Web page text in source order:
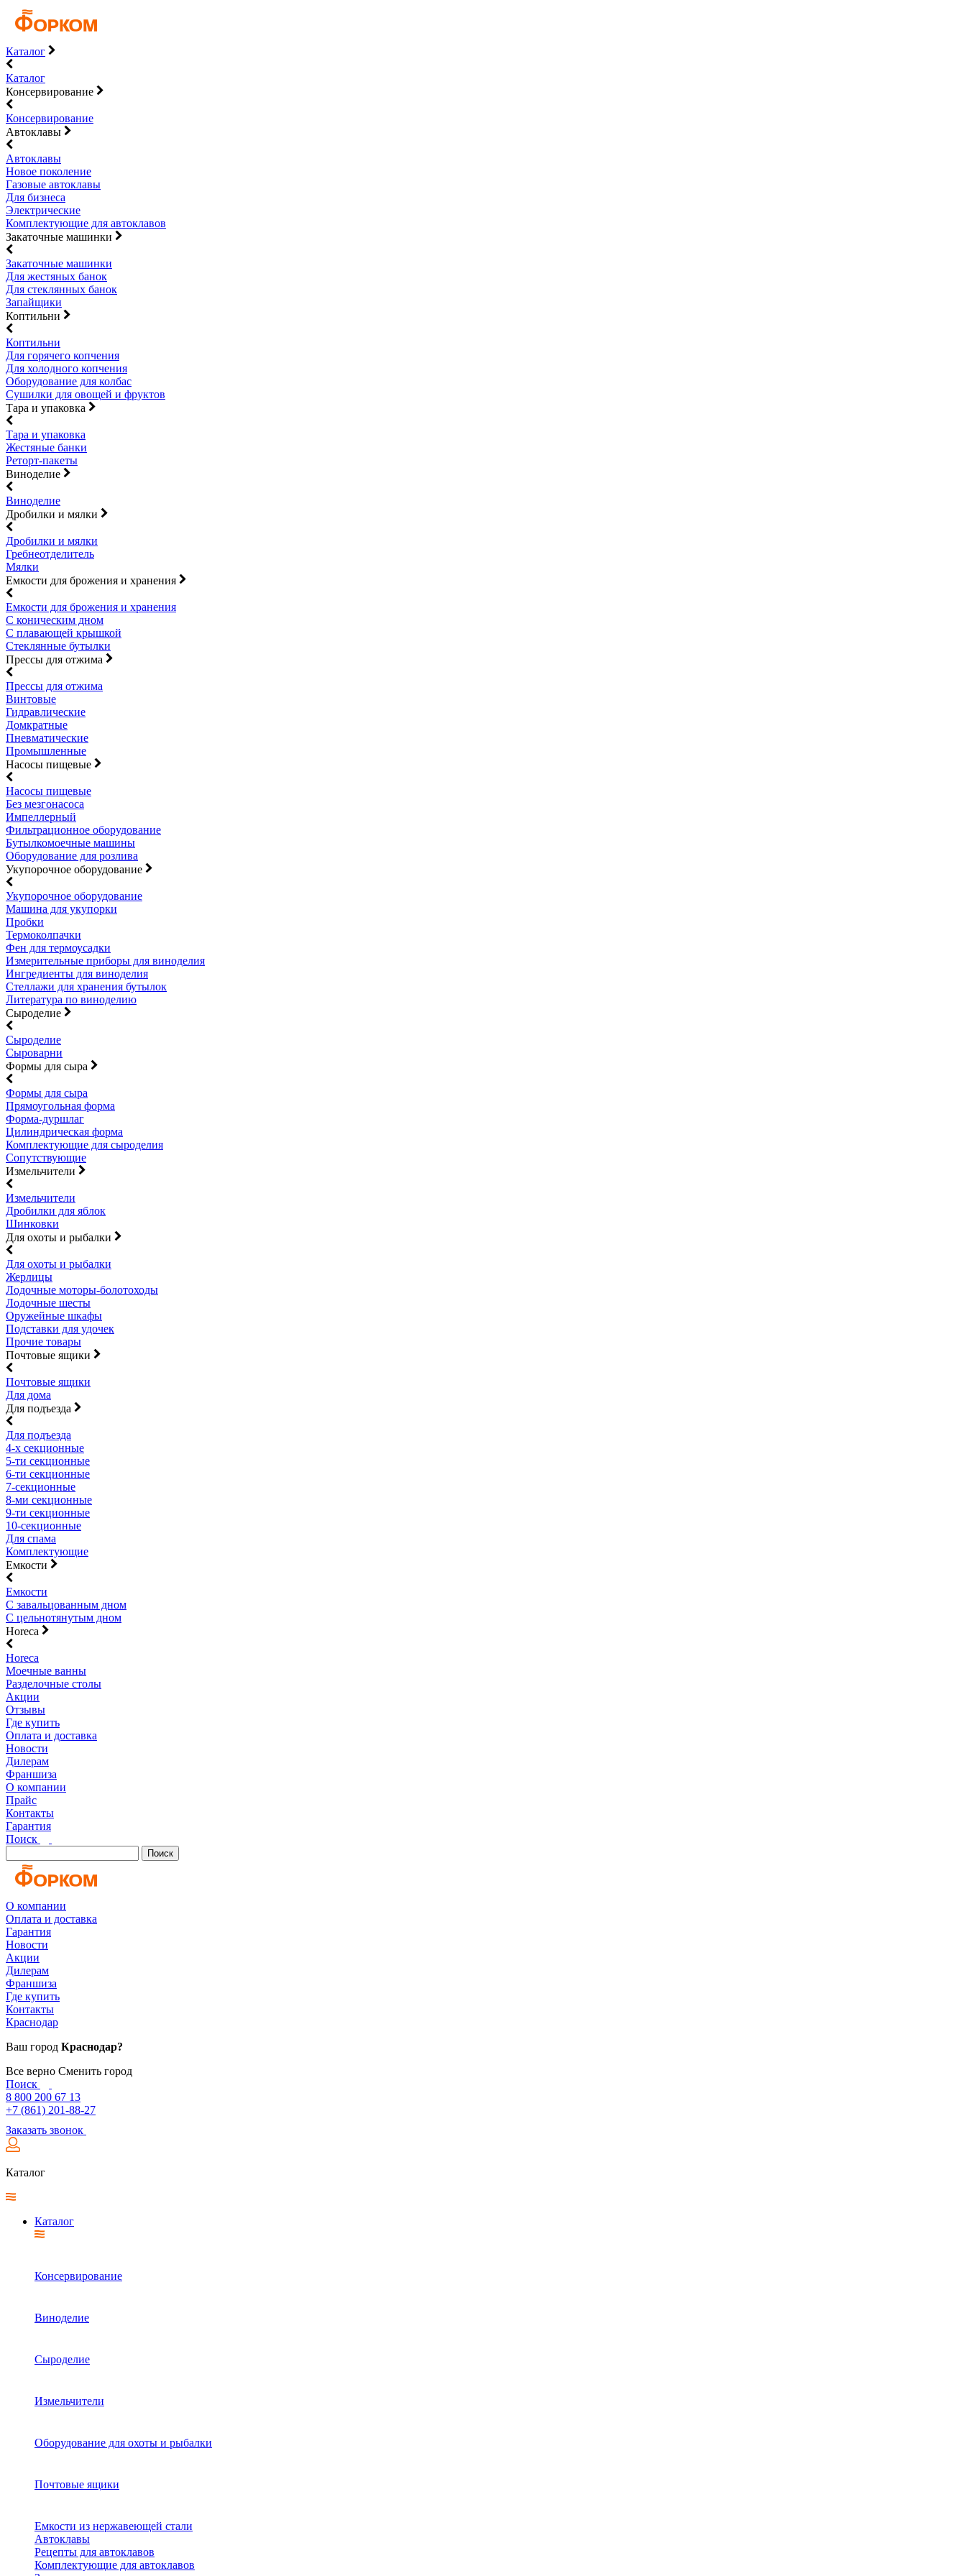
Каталог
Каталог
Консервирование
Консервирование
Автоклавы
Автоклавы
Новое поколение
Газовые автоклавы
Для бизнеса
Электрические
Комплектующие для автоклавов
Закаточные машинки
Закаточные машинки
Для жестяных банок
Для стеклянных банок
Запайщики
Коптильни
Коптильни
Для горячего копчения
Для холодного копчения
Оборудование для колбас
Сушилки для овощей и фруктов
Тара и упаковка
Тара и упаковка
Жестяные банки
Реторт-пакеты
Виноделие
Виноделие
Дробилки и мялки
Дробилки и мялки
Гребнеотделитель
Мялки
Емкости для брожения и хранения
Емкости для брожения и хранения
С коническим дном
С плавающей крышкой
Стеклянные бутылки
Прессы для отжима
Прессы для отжима
Винтовые
Гидравлические
Домкратные
Пневматические
Промышленные
Насосы пищевые
Насосы пищевые
Без мезгонасоса
Импеллерный
Фильтрационное оборудование
Бутылкомоечные машины
Оборудование для розлива
Укупорочное оборудование
Укупорочное оборудование
Машина для укупорки
Пробки
Термоколпачки
Фен для термоусадки
Измерительные приборы для виноделия
Ингредиенты для виноделия
Стеллажи для хранения бутылок
Литература по виноделию
Сыроделие
Сыроделие
Сыроварни
Формы для сыра
Формы для сыра
Прямоугольная форма
Форма-дуршлаг
Цилиндрическая форма
Комплектующие для сыроделия
Сопутствующие
Измельчители
Измельчители
Дробилки для яблок
Шинковки
Для охоты и рыбалки
Для охоты и рыбалки
Жерлицы
Лодочные моторы-болотоходы
Лодочные шесты
Оружейные шкафы
Подставки для удочек
Прочие товары
Почтовые ящики
Почтовые ящики
Для дома
Для подъезда
Для подъезда
4-х секционные
5-ти секционные
6-ти секционные
7-секционные
8-ми секционные
9-ти секционные
10-секционные
Для спама
Комплектующие
Емкости
Емкости
С завальцованным дном
С цельнотянутым дном
Horeca
Horeca
Моечные ванны
Разделочные столы
Акции
Отзывы
Где купить
Оплата и доставка
Новости
Дилерам
Франшиза
О компании
Прайс
Контакты
Гарантия
Поиск
Поиск
О компании
Оплата и доставка
Гарантия
Новости
Акции
Дилерам
Франшиза
Где купить
Контакты
Краснодар
Ваш город Краснодар?
Все верно Сменить город
Поиск
8 800 200 67 13
+7 (861) 201-88-27
Заказать звонок
Каталог
Каталог
Консервирование
Виноделие
Сыроделие
Измельчители
Оборудование для охоты и рыбалки
Почтовые ящики
Емкости из нержавеющей стали
Автоклавы
Рецепты для автоклавов
Комплектующие для автоклавов